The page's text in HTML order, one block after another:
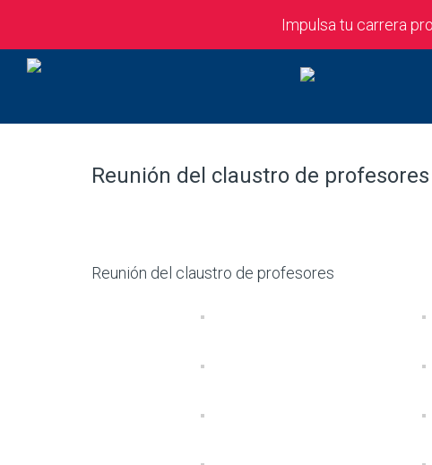
Impulsa tu carrera
Reunión del claustro de
Reunión del claustro de profesores